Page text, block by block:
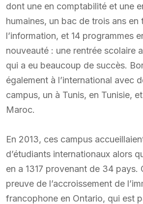
dont une en comptabilité et une
humaines, un bac de trois ans
l’information, et 14 programmes
nouveauté : une rentrée scolaire
qui a eu beaucoup de succès.
également à l’international avec
campus, un à Tunis, en Tunisie,
Maroc.
En 2013, ces campus
d’étudiants internationaux alors
en a 1317 provenant de 34 pays.
preuve de l’accroissement de
francophone en Ontario, qui est